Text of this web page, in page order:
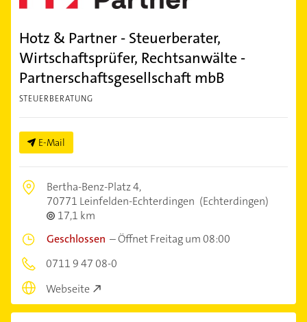
Hotz & Partner - Steuerberater,
Wirtschaftsprüfer, Rechtsanwälte -
Partnerschaftsgesellschaft mbB
STEUERBERATUNG
E-Mail
Bertha-Benz-Platz 4,
70771 Leinfelden-Echterdingen (Echterdingen)
17,1 km
Geschlossen –Öffnet Freitag um 08:00
0711 9 47 08-0
Webseite